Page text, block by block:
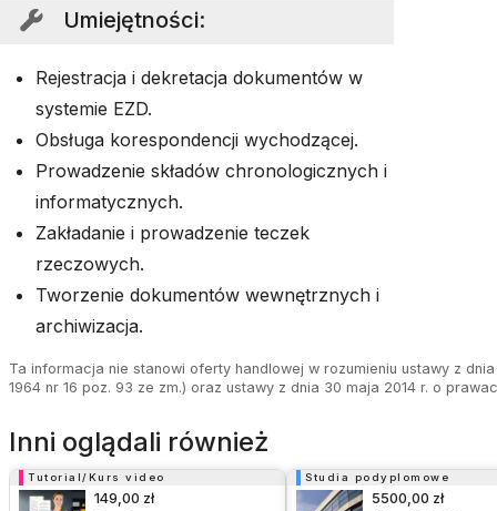
Umiejętności:
Rejestracja i dekretacja dokumentów w
systemie EZD.
Obsługa korespondencji wychodzącej.
Prowadzenie składów chronologicznych i
informatycznych.
Zakładanie i prowadzenie teczek
rzeczowych.
Tworzenie dokumentów wewnętrznych i
archiwizacja.
Ta informacja nie stanowi oferty handlowej w rozumieniu ustawy z
1964 nr 16 poz. 93 ze zm.) oraz ustawy z dnia 30 maja 2014 r. o
Inni oglądali również
Tutorial/Kurs video
149,00 zł
Studia podyplomowe
5500,00 zł